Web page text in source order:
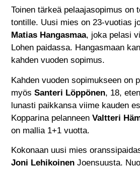
Toinen tärkeä pelaajasopimus on
tontille. Uusi mies on 23-vuotias
Matias Hangasmaa, joka pelasi
Lohen paidassa. Hangasmaan
kahden vuoden sopimus.
Kahden vuoden sopimukseen on
myösSanteri Löppönen, 18,
lunasti paikkansa viime kauden
Kopparina pelanneenValtteri
on mallia 1+1 vuotta.
Kokonaan uusi mies
Joni Lehikoinen Joensuusta.